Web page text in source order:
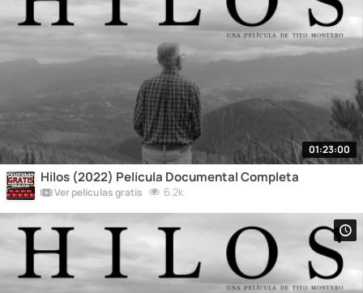
01:23:00
Hilos (2022) Película Documental Completa
Ver películas gratis 6.2k